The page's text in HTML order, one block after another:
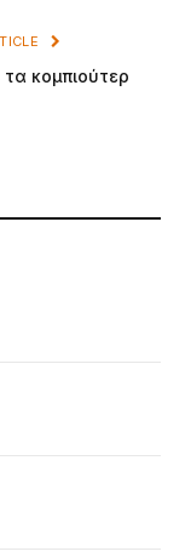
τα κομπιούτερ